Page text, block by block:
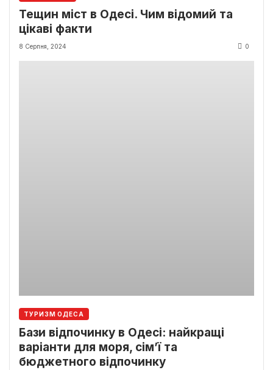
Тещин міст в Одесі. Чим відомий та
цікаві факти
8 Серпня, 2024 0
ТУРИЗМ ОДЕСА
Бази відпочинку в Одесі: найкращі
варіанти для моря, сім’ї та
бюджетного відпочинку